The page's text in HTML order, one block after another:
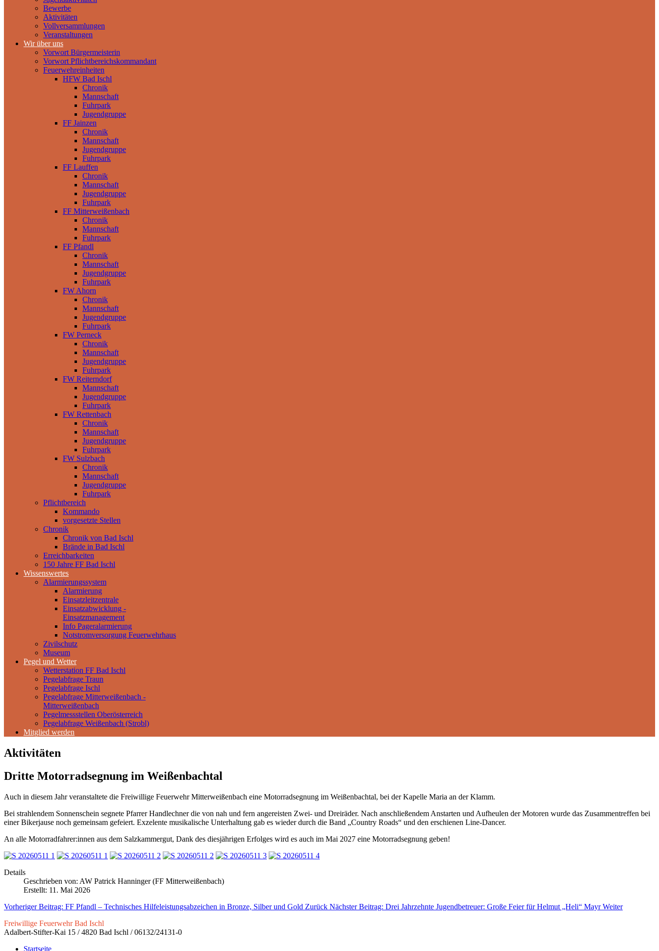
Bewerbe
Aktivitäten
Vollversammlungen
Veranstaltungen
Wir über uns
Vorwort Bürgermeisterin
Vorwort Pflichtbereichskommandant
Feuerwehreinheiten
HFW Bad Ischl
Chronik
Mannschaft
Fuhrpark
Jugendgruppe
FF Jainzen
Chronik
Mannschaft
Jugendgruppe
Fuhrpark
FF Lauffen
Chronik
Mannschaft
Jugendgruppe
Fuhrpark
FF Mitterweißenbach
Chronik
Mannschaft
Fuhrpark
FF Pfandl
Chronik
Mannschaft
Jugendgruppe
Fuhrpark
FW Ahorn
Chronik
Mannschaft
Jugendgruppe
Fuhrpark
FW Perneck
Chronik
Mannschaft
Jugendgruppe
Fuhrpark
FW Reiterndorf
Mannschaft
Jugendgruppe
Fuhrpark
FW Rettenbach
Chronik
Mannschaft
Jugendgruppe
Fuhrpark
FW Sulzbach
Chronik
Mannschaft
Jugendgruppe
Fuhrpark
Pflichtbereich
Kommando
vorgesetzte Stellen
Chronik
Chronik von Bad Ischl
Brände in Bad Ischl
Erreichbarkeiten
150 Jahre FF Bad Ischl
Wissenswertes
Alarmierungssystem
Alarmierung
Einsatzleitzentrale
Einsatzabwicklung -
Einsatzmanagement
Info Pageralarmierung
Notstromversorgung Feuerwehrhaus
Zivilschutz
Museum
Pegel und Wetter
Wetterstation FF Bad Ischl
Pegelabfrage Traun
Pegelabfrage Ischl
Pegelabfrage Mitterweißenbach -
Mitterweißenbach
Pegelmessstellen Oberösterreich
Pegelabfrage Weißenbach (Strobl)
Mitglied werden
Aktivitäten
Dritte Motorradsegnung im Weißenbachtal
Auch in diesem Jahr veranstaltete die Freiwillige Feuerwehr Mitterweißenbach eine Motorradsegnung im Weißenbachtal, bei der Kapelle Maria an der Klamm.
Bei strahlendem Sonnenschein segnete Pfarrer Handlechner die von nah und fern angereisten Zwei- und Dreiräder. Nach anschließendem Anstarten und Aufheulen der Motoren wurde das Zusammentreffen bei
einer Bikerjause noch gemeinsam gefeiert. Exzelente musikalische Unterhaltung gab es wieder durch die Band „Country Roads“ und den erschienen Line-Dancer.
An alle Motorradfahrer:innen aus dem Salzkammergut, Dank des diesjährigen Erfolges wird es auch im Mai 2027 eine Motorradsegnung geben!
Details
Geschrieben von: AW Patrick Hanninger (FF Mitterweißenbach)
Erstellt: 11. Mai 2026
Vorheriger Beitrag: FF Pfandl – Technisches Hilfeleistungsabzeichen in Bronze, Silber und Gold Zurück Nächster Beitrag: Drei Jahrzehnte Jugendbetreuer: Große Feier für Helmut „Heli“ MayrWeiter
Freiwillige Feuerwehr Bad Ischl
Adalbert-Stifter-Kai 15 / 4820 Bad Ischl / 06132/24131-0
Startseite